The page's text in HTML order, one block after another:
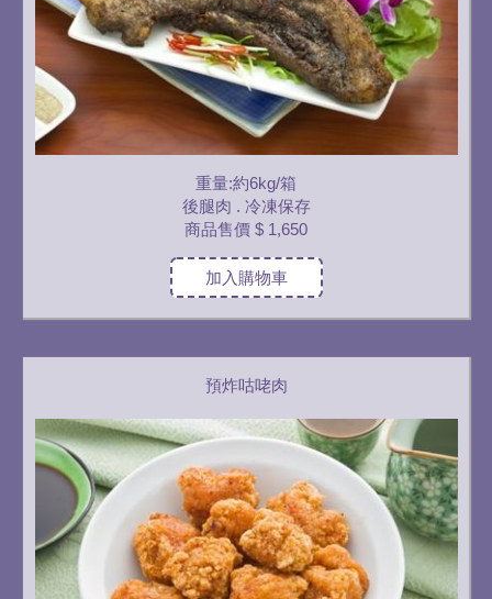
重量:約6kg/箱
後腿肉 . 冷凍保存
商品售價 $ 1,650
加入購物車
預炸咕咾肉